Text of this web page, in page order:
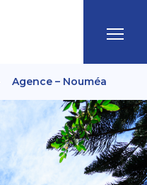
Agence – Nouméa